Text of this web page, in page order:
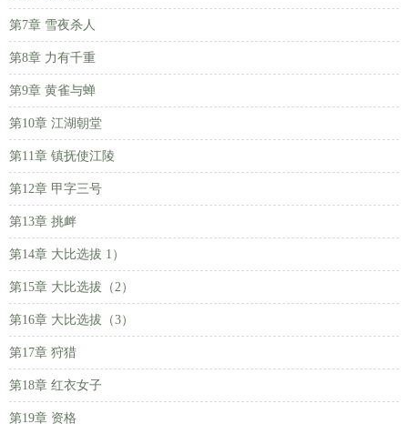
第7章 雪夜杀人
第8章 力有千重
第9章 黄雀与蝉
第10章 江湖朝堂
第11章 镇抚使江陵
第12章 甲字三号
第13章 挑衅
第14章 大比选拔 1）
第15章 大比选拔（2）
第16章 大比选拔（3）
第17章 狩猎
第18章 红衣女子
第19章 资格